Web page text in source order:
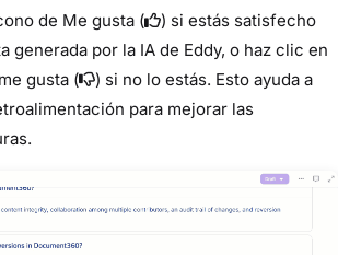
de Me gusta (
) si estás satisfecho
generada por la IA de Eddy, o haz clic en
gusta (
) si no lo estás. Esto ayuda a
para mejorar las